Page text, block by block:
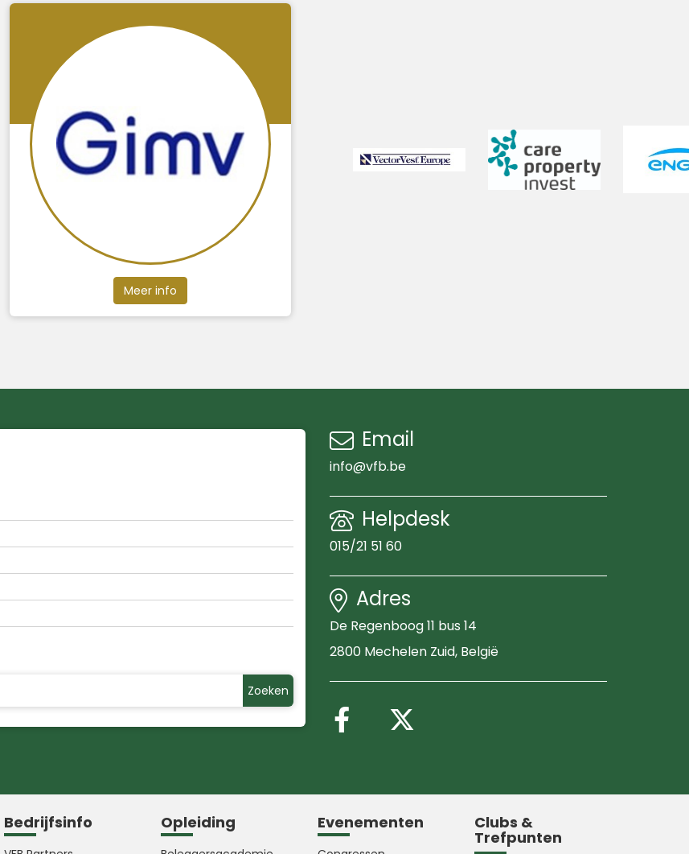
Meer info
Zoeken
Email
info@vfb.be
Helpdesk
015/21 51 60
Adres
De Regenboog 11 bus 14
2800 Mechelen Zuid, België
Volg ons op Facebook
Bedrijfsinfo Opleiding Evenementen Clubs &
Trefpunten